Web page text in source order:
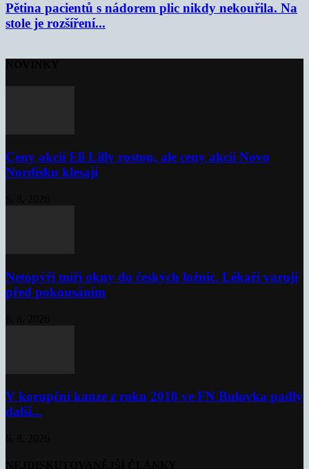
Pětina pacientů s nádorem plic nikdy nekouřila. Na
stole je rozšíření...
Ceny akcií Eli Lilly rostou, ale ceny akcií Novo
Nordisku klesají
Netopýři míří okny do českých ložnic. Lékaři varují
před pokousáním
V korupční kauze z roku 2018 ve FN Bulovka padly
další...